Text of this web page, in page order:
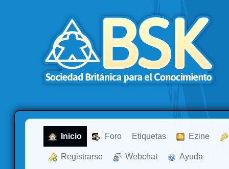
Inicio Foro Etiquetas Ezine
Registrarse Webchat Ayuda